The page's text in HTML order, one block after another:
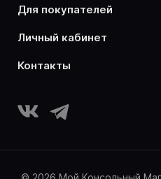
для покупателей
личный кабинет
контакты